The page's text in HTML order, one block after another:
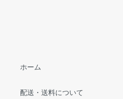
ホーム
配送・送料について